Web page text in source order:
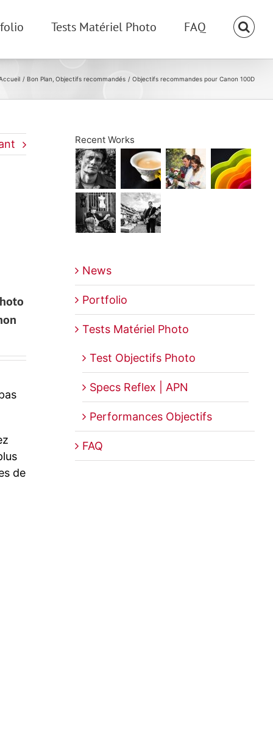
Tests Matériel Photo FAQ
Bon Plan Objectifs recommandés Objectifs recommandes pour Canon 100D
de
Recent Works
News
Portfolio
Tests Matériel Photo
Test Objectifs Photo
Specs Reflex | APN
Performances Objectifs
FAQ